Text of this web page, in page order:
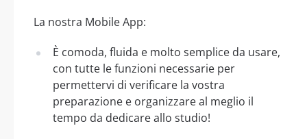
La nostra Mobile App:
È comoda, fluida e molto semplice da usare,
con tutte le funzioni necessarie per
permettervi di verificare la vostra
preparazione e organizzare al meglio il
tempo da dedicare allo studio!